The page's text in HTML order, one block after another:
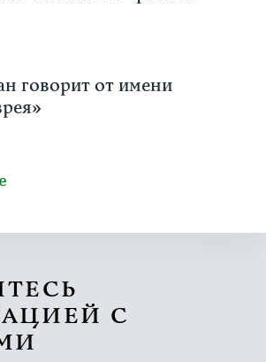
говорит от имени
С